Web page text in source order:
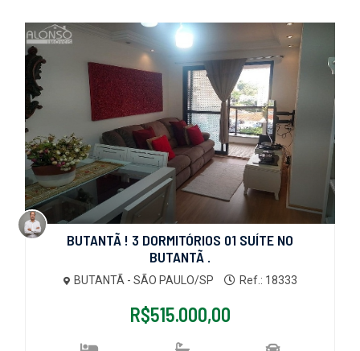
BUTANTÃ ! 3 DORMITÓRIOS 01 SUÍTE NO
BUTANTÃ .
BUTANTÃ - SÃO PAULO/SP Ref.: 18333
R$515.000,00